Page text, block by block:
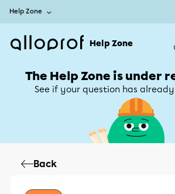
Help Zone
Help Zone
The Help Zone is under
See if your question has
Back